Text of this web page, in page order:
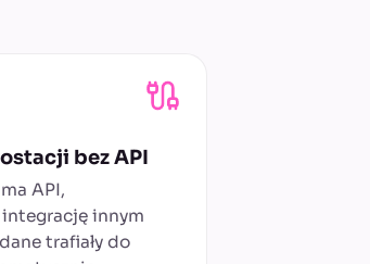
bez API
API,
innym
trafiały do